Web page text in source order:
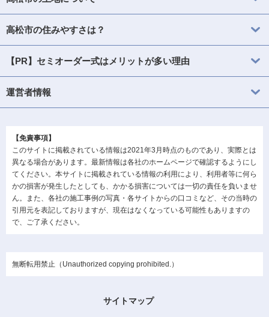
高松市の住みやすさは？
【PR】セミオーダー式はメリットが多い理由
運営者情報
【免責事項】
このサイトに掲載されている情報は2021年3月時点のものであり、実際とは
異なる場合があります。最新情報は各社のホームページで確認するようにし
てください。本サイトに掲載されている情報の利用により、利用者等に何ら
かの損害が発生したとしても、かかる損害については一切の責任を負いませ
ん。また、各社の施工事例の写真・各サイトからの口コミなど、その当時の
引用元を表記しておりますが、現在はなくなっている可能性もありますの
で、ご了承ください。
無断転用禁止（Unauthorized copying prohibited.）
サイトマップ